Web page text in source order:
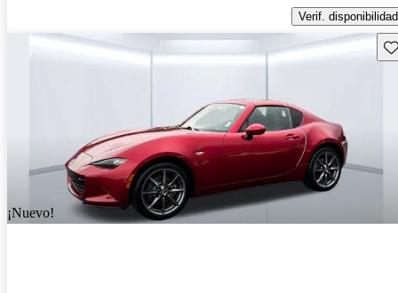
Verif. disponibilidad
¡Nuevo!